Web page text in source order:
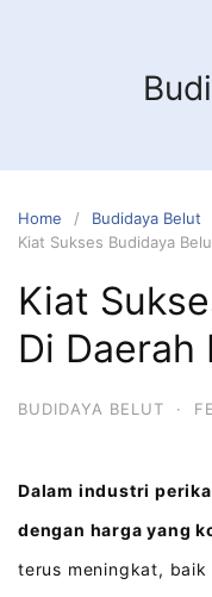
Home
Budidaya Belut
Kiat Sukses Budidaya
Kiat
Di Daerah
BUDIDAYA BELUT ·
Dalam industri
dengan harga yang
terus meningkat, baik